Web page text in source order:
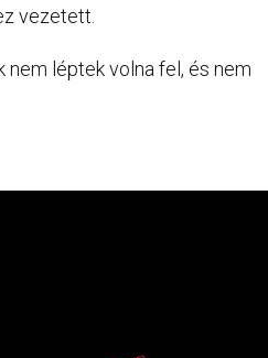
vezetett.
nem léptek volna fel, és nem